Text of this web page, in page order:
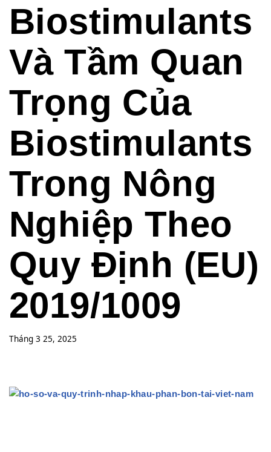
Biostimulants
Và Tầm Quan
Trọng Của
Biostimulants
Trong Nông
Nghiệp Theo
Quy Định (EU)
2019/1009
Tháng 3 25, 2025